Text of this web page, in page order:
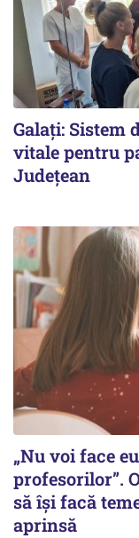
Galați: Sistem
vitale pentru
Județean
„Nu voi face
profesorilor”.
să își facă
aprinsă